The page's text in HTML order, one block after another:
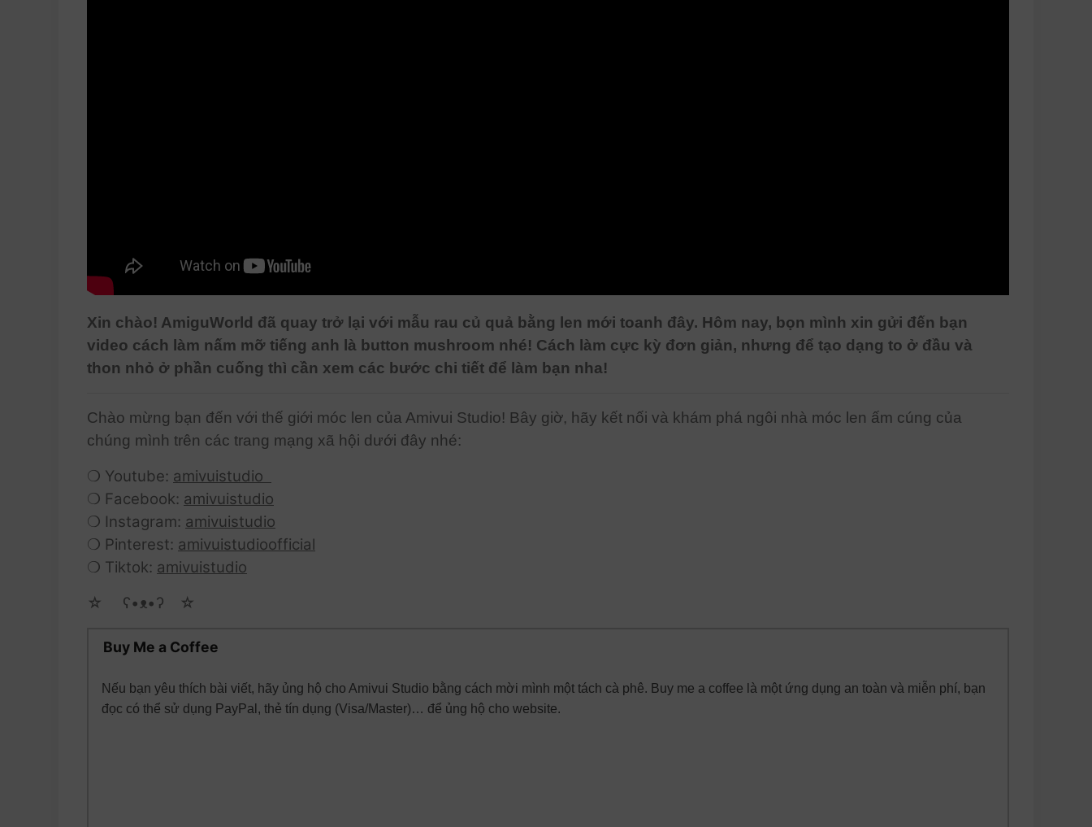
Xin chào! AmiguWorld đã quay trở lại với mẫu rau củ quả bằng len mới toanh đây. Hôm nay, bọn mình xin gửi đến bạn
video cách làm nấm mỡ tiếng anh là button mushroom nhé! Cách làm cực kỳ đơn giản, nhưng để tạo dạng to ở đầu và
thon nhỏ ở phần cuống thì cần xem các bước chi tiết để làm bạn nha!
Chào mừng bạn đến với thế giới móc len của Amivui Studio! Bây giờ, hãy kết nối và khám phá ngôi nhà móc len ấm cúng của
chúng mình trên các trang mạng xã hội dưới đây nhé:
❍ Youtube: amivuistudio
❍ Facebook: amivuistudio
❍ Instagram: amivuistudio
❍ Pinterest: amivuistudioofficial
❍ Tiktok: amivuistudio
☆ゝ ʕ•ᴥ•ʔゝ☆
Buy Me a Coffee
Nếu bạn yêu thích bài viết, hãy ủng hộ cho Amivui Studio bằng cách mời mình một tách cà phê. Buy me a coffee là một ứng dụng an toàn và miễn phí, bạn
đọc có thể sử dụng PayPal, thẻ tín dụng (Visa/Master)… để ủng hộ cho website.